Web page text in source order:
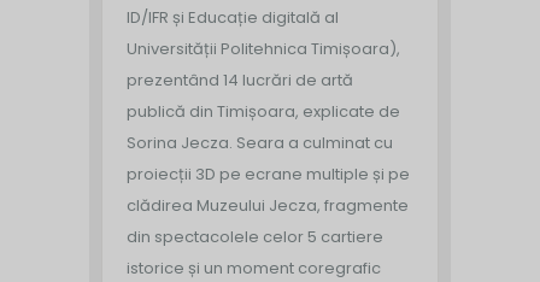
ID/IFR și Educație digitală al
Universității Politehnica Timișoara),
prezentând 14 lucrări de artă
publică din Timișoara, explicate de
Sorina Jecza. Seara a culminat cu
proiecții 3D pe ecrane multiple și pe
clădirea Muzeului Jecza, fragmente
din spectacolele celor 5 cartiere
istorice și un moment coregrafic